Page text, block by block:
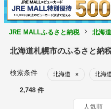
JRE MALLふるさと納税 北海道
北海道札幌市のふるさと納
検索条件 北海道 × 北海
2,748 件